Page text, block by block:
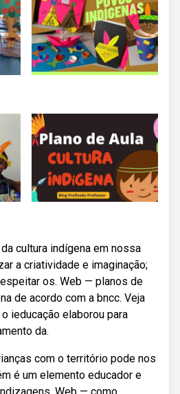
cultura indígena em nossa
a criatividade e imaginação;
os. Web — planos de
de acordo com a bncc. Veja
ieducação elaborou para
da.
com o território pode nos
é um elemento educador e